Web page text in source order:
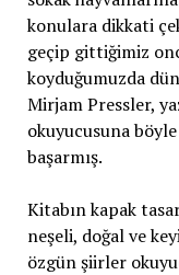
konulara dikkati
geçip gittiğimiz
koyduğumuzda
Mirjam Pressler,
okuyucusuna
başarmış.
Kitabın kapak
neşeli, doğal ve
özgün şiirler